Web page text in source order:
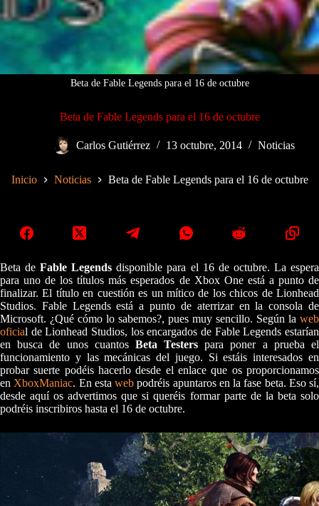
Beta de Fable Legends para el 16 de octubre
Beta de Fable Legends para el 16 de octubre
Carlos Gutiérrez 13 octubre, 2014 Noticias
Inicio Noticias Beta de Fable Legends para el 16 de octubre
Beta deFable Legends disponible para el 16 de octubre. La espera
para uno de los títulos más esperados de Xbox One está a punto de
finalizar. El título en cuestión es un mítico de los chicos de Lionhead
Studios. Fable Legends está a punto de aterrizar en la consola de
Microsoft. ¿Qué cómo lo sabemos?, pues muy sencillo. Según la web
oficial de Lionhead Studios, los encargados de Fable Legends estarían
en busca de unos cuantos Beta Testers para poner a prueba el
funcionamiento y las mecánicas del juego. Si estáis interesados en
probar suerte podéis hacerlo desde el enlace que os proporcionamos
en XboxManiac. En esta web podréis apuntaros en la fase beta. Eso sí,
desde aquí os advertimos que si queréis formar parte de la beta solo
podréis inscribiros hasta el 16 de octubre.